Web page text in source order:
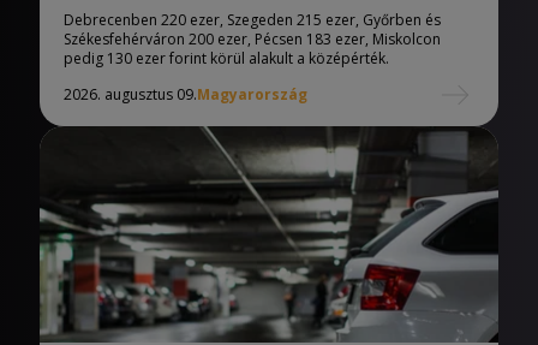
Debrecenben 220 ezer, Szegeden 215 ezer, Győrben és
Székesfehérváron 200 ezer, Pécsen 183 ezer, Miskolcon
pedig 130 ezer forint körül alakult a középérték.
2026. augusztus 09.Magyarország